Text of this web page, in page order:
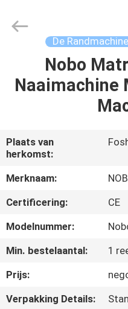
THUIS
PRODUCTEN
OVER
ONS
FABRIEKSREIS
CONTACTEER
ONS
Machinery
De
Nobo
Naaimachine
Plaats van
herkomst:
Merknaam:
Certificering:
CE
Modelnummer:
Min. bestelaantal:
1
Prijs:
Verpakking Details: